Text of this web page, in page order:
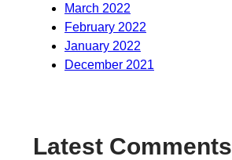
March 2022
February 2022
January 2022
December 2021
Latest Comments